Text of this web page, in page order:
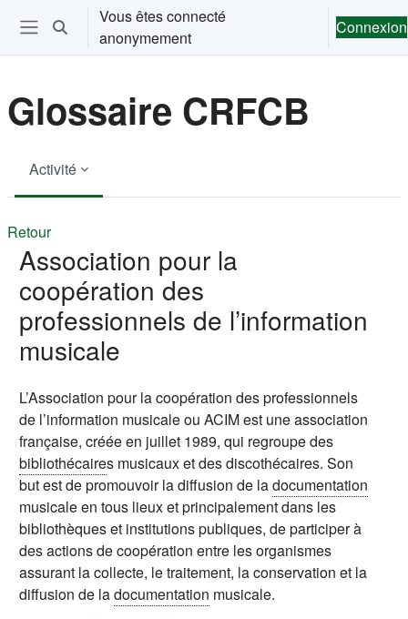
Passer au contenu principal
Ouvrir le menu de navigation
Activer/désactiver la saisie de recherche
Vous êtes connecté
anonymement
Connexion
Glossaire CRFCB
Activité
Retour
Association pour la
coopération des
professionnels de l’information
musicale
L’Association pour la coopération des professionnels
de l’information musicale ou ACIM est une association
française, créée en juillet 1989, qui regroupe des
bibliothécaires musicaux et des discothécaires. Son
but est de promouvoir la diffusion de ladocumentation
musicale en tous lieux et principalement dans les
bibliothèques et institutions publiques, de participer à
des actions de coopération entre les organismes
assurant la collecte, le traitement, la conservation et la
diffusion de ladocumentation musicale.